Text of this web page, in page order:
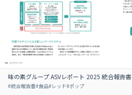
味の素グループ ASVレポート 2025 統合報告書
#統合報告書#食品#レッド#ポップ